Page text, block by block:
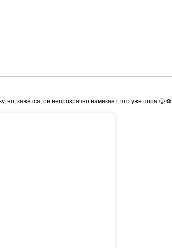
но, кажется, он непрозрачно намекает, что уже пора 🤠 ⚽️